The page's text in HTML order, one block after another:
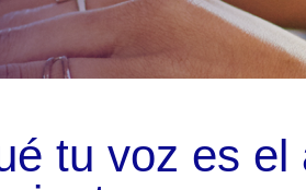
tu voz es el